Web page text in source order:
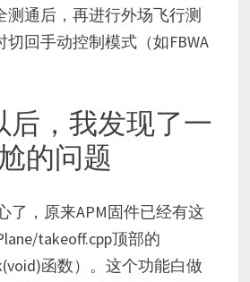
测通后，再进行外场飞行测
切回手动控制模式（如FBWA
后，我发现了一
的问题
了，原来APM固件已经有这
takeoff.cpp顶部的
函数）。这个功能白做